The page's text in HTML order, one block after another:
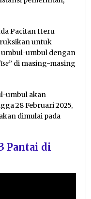
Pacitan Heru
untuk
umbul-umbul dengan
” di masing-masing
umbul akan
28 Februari 2025,
dimulai pada
Pantai di